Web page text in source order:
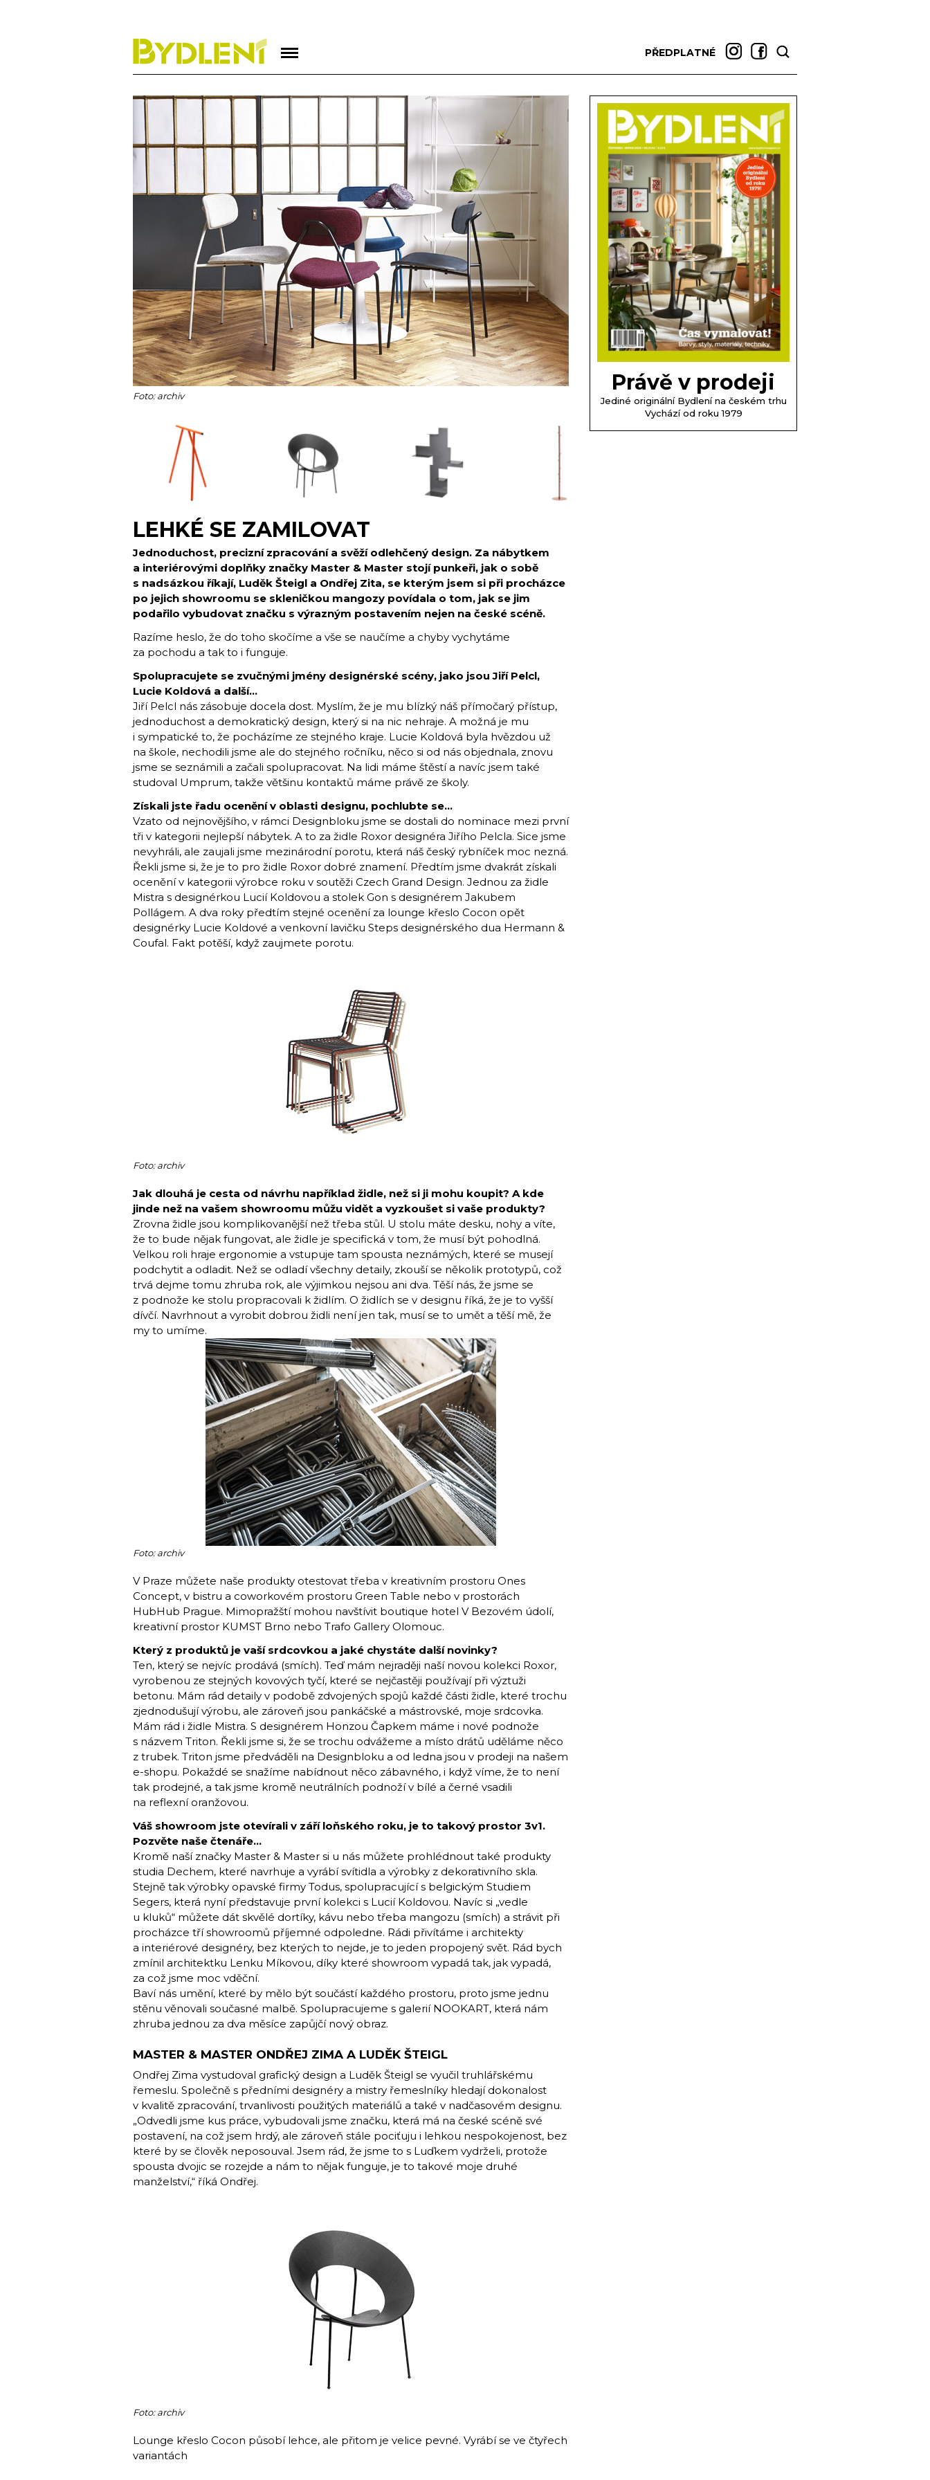
PŘEDPLATNÉ
Foto: archiv
LEHKÉ SE ZAMILOVAT
Jednoduchost, precizní zpracování a svěží odlehčený design. Za nábytkem
a interiérovými doplňky značky Master & Master stojí punkeři, jak o sobě
s nadsázkou říkají, Luděk Šteigl a Ondřej Zita, se kterým jsem si při procházce
po jejich showroomu se skleničkou mangozy povídala o tom, jak se jim
podařilo vybudovat značku s výrazným postavením nejen na české scéně.
Razíme heslo, že do toho skočíme a vše se naučíme a chyby vychytáme
za pochodu a tak to i funguje.
Spolupracujete se zvučnými jmény designérské scény, jako jsou Jiří Pelcl,
Lucie Koldová a další...
Jiří Pelcl nás zásobuje docela dost. Myslím, že je mu blízký náš přímočarý přístup,
jednoduchost a demokratický design, který si na nic nehraje. A možná je mu
i sympatické to, že pocházíme ze stejného kraje. Lucie Koldová byla hvězdou už
na škole, nechodili jsme ale do stejného ročníku, něco si od nás objednala, znovu
jsme se seznámili a začali spolupracovat. Na lidi máme štěstí a navíc jsem také
studoval Umprum, takže většinu kontaktů máme právě ze školy.
Získali jste řadu ocenění v oblasti designu, pochlubte se...
Vzato od nejnovějšího, v rámci Designbloku jsme se dostali do nominace mezi první
tři v kategorii nejlepší nábytek. A to za židle Roxor designéra Jiřího Pelcla. Sice jsme
nevyhráli, ale zaujali jsme mezinárodní porotu, která náš český rybníček moc nezná.
Řekli jsme si, že je to pro židle Roxor dobré znamení. Předtím jsme dvakrát získali
ocenění v ka­tegorii výrobce roku v soutěži Czech Grand Design. Jednou za židle
Mistra s designérkou Lucií Koldovou a stolek Gon s designérem Jakubem
Pollágem. A dva roky předtím stejné ocenění za lounge křeslo Cocon opět
designérky Lucie Koldové a venkovní lavičku Steps designérského dua Hermann &
Coufal. Fakt potěší, když zaujmete porotu.
Foto: archiv
Jak dlouhá je cesta od návrhu například židle, než si ji mohu koupit? A kde
jinde než na vašem showroomu můžu vidět a vyzkoušet si vaše produkty?
Zrovna židle jsou komplikovanější než třeba stůl. U stolu máte desku, nohy a víte,
že to bude nějak fungovat, ale židle je specifická v tom, že musí být pohodlná.
Velkou roli hraje ergonomie a vstupuje tam spousta neznámých, které se musejí
podchytit a odladit. Než se odladí všechny detaily, zkouší se několik prototypů, což
trvá dejme tomu zhruba rok, ale výjimkou nejsou ani dva. Těší nás, že jsme se
z podnože ke stolu propracovali k židlím. O židlích se v designu říká, že je to vyšší
dívčí. Navrhnout a vyrobit dobrou židli není jen tak, musí se to umět a těší mě, že
my to umíme.
Foto: archiv
V Praze můžete naše produkty otestovat třeba v kreativním prostoru Ones
Concept, v bistru a coworkovém prostoru Green Table nebo v prostorách
HubHub Prague. Mimopražští mohou navštívit boutique hotel V Bezovém údolí,
kreativní prostor KUMST Brno nebo Trafo Gallery Olomouc.
Který z produktů je vaší srdcovkou a jaké chystáte další novinky?
Ten, který se nejvíc prodává (smích). Teď mám nejraději naší novou kolekci Roxor,
vyrobenou ze stejných kovových tyčí, které se nejčastěji používají při výztuži
betonu. Mám rád detaily v podobě zdvojených spojů každé části židle, které trochu
zjednodušují výrobu, ale zároveň jsou pankáčské a mástrovské, moje srdcovka.
Mám rád i židle Mistra. S designérem Honzou Čapkem máme i nové podnože
s názvem Triton. Řekli jsme si, že se trochu odvážeme a místo drátů uděláme něco
z trubek. Triton jsme předváděli na Designbloku a od ledna jsou v prodeji na našem
e-shopu. Pokaždé se snažíme nabídnout něco zábavného, i když víme, že to není
tak prodejné, a tak jsme kromě neutrálních podnoží v bílé a černé vsadili
na reflexní oranžovou.
Váš showroom jste otevírali v září loňského roku, je to takový prostor 3v1.
Pozvěte naše čtenáře...
Kromě naší značky Master & Master si u nás můžete prohlédnout také produkty
studia Dechem, které navrhuje a vyrábí svítidla a výrobky z dekorativního skla.
Stejně tak výrobky opavské firmy Todus, spolupracující s belgickým Studiem
Segers, která nyní představuje první kolekci s Lucií Koldovou. Navíc si „vedle
u kluků“ můžete dát skvělé dortíky, kávu nebo třeba mangozu (smích) a strávit při
procházce tří showroomů příjemné odpoledne. Rádi přivítáme i architekty
a interiérové designéry, bez kterých to nejde, je to jeden propojený svět. Rád bych
zmínil architektku Lenku Míkovou, díky které showroom vypadá tak, jak vypadá,
za což jsme moc vděční.
Baví nás umění, které by mělo být součástí každého prostoru, proto jsme jednu
stěnu věnovali současné malbě. Spolupracujeme s galerií NOOKART, která nám
zhruba jednou za dva měsíce zapůjčí nový obraz.
MASTER & MASTER ONDŘEJ ZIMA A LUDĚK ŠTEIGL
Ondřej Zima vystudoval grafický design a Luděk Šteigl se vyučil truhlářskému
řemeslu. Společně s předními designéry a mistry řemeslníky hledají dokonalost
v kvalitě zpracování, trvanlivosti použitých materiálů a také v nadčasovém designu.
„Odvedli jsme kus práce, vybudovali jsme značku, která má na české scéně své
postavení, na což jsem hrdý, ale zároveň stále pociťuju i lehkou nespokojenost, bez
které by se člověk neposouval. Jsem rád, že jsme to s Luďkem vydrželi, protože
spousta dvojic se rozejde a nám to nějak funguje, je to takové moje druhé
manželství,“ říká Ondřej.
Foto: archiv
Lounge křeslo Cocon působí lehce, ale přitom je velice pevné. Vyrábí se ve čtyřech
variantách
Právě v prodeji
Jediné originální Bydlení na českém trhu
Vychází od roku 1979